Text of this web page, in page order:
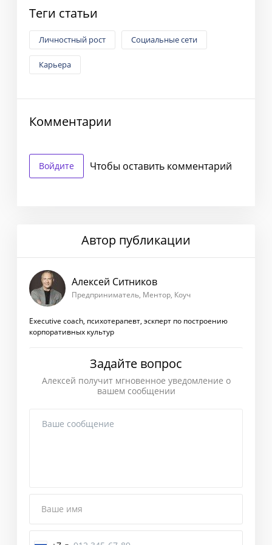
Теги статьи
Личностный рост Социальные сети
Карьера
Комментарии
Войдите Чтобы оставить комментарий
Автор публикации
Алексей Ситников
Предприниматель, Ментор, Коуч
Executive coach, психотерапевт, эскперт по построению
корпоративных культур
Задайте вопрос
Алексей получит мгновенное уведомление о
вашем сообщении
Ваше имя